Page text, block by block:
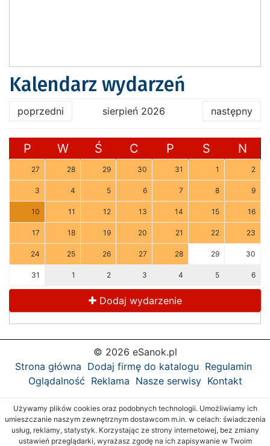
Kalendarz wydarzeń
poprzedni sierpień 2026 następny
P W Ś C P S N
27 28 29 30 31 1 2
3 4 5 6 7 8 9
10 11 12 13 14 15 16
17 18 19 20 21 22 23
24 25 26 27 28 29 30
31 1 2 3 4 5 6
Dodaj wydarzenie
© 2026 eSanok.pl
Strona główna Dodaj firmę do katalogu Regulamin
Oglądalność Reklama Nasze serwisy Kontakt
Używamy plików cookies oraz podobnych technologii. Umożliwiamy ich
umieszczanie naszym zewnętrznym dostawcom m.in. w celach: świadczenia
usług, reklamy, statystyk. Korzystając ze strony internetowej, bez zmiany
ustawień przeglądarki, wyrażasz zgodę na ich zapisywanie w Twoim